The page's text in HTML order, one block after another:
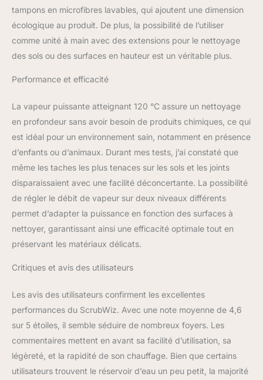
tampons en microfibres lavables, qui ajoutent une dimension
écologique au produit. De plus, la possibilité de l’utiliser
comme unité à main avec des extensions pour le nettoyage
des sols ou des surfaces en hauteur est un véritable plus.
Performance et efficacité
La vapeur puissante atteignant 120 °C assure un nettoyage
en profondeur sans avoir besoin de produits chimiques, ce qui
est idéal pour un environnement sain, notamment en présence
d’enfants ou d’animaux. Durant mes tests, j’ai constaté que
même les taches les plus tenaces sur les sols et les joints
disparaissaient avec une facilité déconcertante. La possibilité
de régler le débit de vapeur sur deux niveaux différents
permet d’adapter la puissance en fonction des surfaces à
nettoyer, garantissant ainsi une efficacité optimale tout en
préservant les matériaux délicats.
Critiques et avis des utilisateurs
Les avis des utilisateurs confirment les excellentes
performances du ScrubWiz. Avec une note moyenne de 4,6
sur 5 étoiles, il semble séduire de nombreux foyers. Les
commentaires mettent en avant sa facilité d’utilisation, sa
légèreté, et la rapidité de son chauffage. Bien que certains
utilisateurs trouvent le réservoir d’eau un peu petit, la majorité